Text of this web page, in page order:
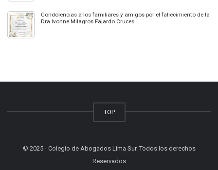
Condolencias a los familiares y amigos por el fallecimiento de la
Dra Ivonne Milagros Fajardo Cruces
TOP
© 2025 - Colegio de Abogados Lima Sur. Todos los derechos
Reservados